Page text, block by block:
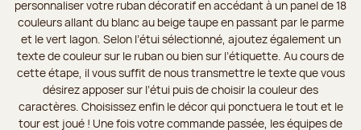
personnaliser votre ruban décoratif en accédant à un panel de 18
couleurs allant du blanc au beige taupe en passant par le parme
et le vert lagon. Selon l’étui sélectionné, ajoutez également un
texte de couleur sur le ruban ou bien sur l’étiquette. Au cours de
cette étape, il vous suffit de nous transmettre le texte que vous
désirez apposer sur l’étui puis de choisir la couleur des
caractères. Choisissez enfin le décor qui ponctuera le tout et le
tour est joué ! Une fois votre commande passée, les équipes de